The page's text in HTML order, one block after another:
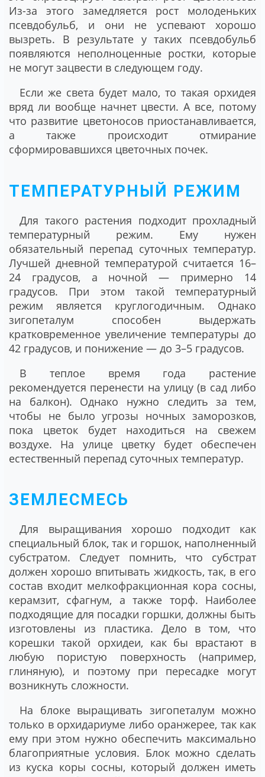
Из-за этого замедляется рост молоденьких
псевдобульб, и они не успевают хорошо
вызреть. В результате у таких псевдобульб
появляются неполноценные ростки, которые
не могут зацвести в следующем году.
Если же света будет мало, то такая орхидея
вряд ли вообще начнет цвести. А все, потому
что развитие цветоносов приостанавливается,
а также происходит отмирание
сформировавшихся цветочных почек.
ТЕМПЕРАТУРНЫЙ РЕЖИМ
Для такого растения подходит прохладный
температурный режим. Ему нужен
обязательный перепад суточных температур.
Лучшей дневной температурой считается 16–
24 градусов, а ночной ― примерно 14
градусов. При этом такой температурный
режим является круглогодичным. Однако
зигопеталум способен выдержать
кратковременное увеличение температуры до
42 градусов, и понижение ― до 3–5 градусов.
В теплое время года растение
рекомендуется перенести на улицу (в сад либо
на балкон). Однако нужно следить за тем,
чтобы не было угрозы ночных заморозков,
пока цветок будет находиться на свежем
воздухе. На улице цветку будет обеспечен
естественный перепад суточных температур.
ЗЕМЛЕСМЕСЬ
Для выращивания хорошо подходит как
специальный блок, так и горшок, наполненный
субстратом. Следует помнить, что субстрат
должен хорошо впитывать жидкость, так, в его
состав входит мелкофракционная кора сосны,
керамзит, сфагнум, а также торф. Наиболее
подходящие для посадки горшки, должны быть
изготовлены из пластика. Дело в том, что
корешки такой орхидеи, как бы врастают в
любую пористую поверхность (например,
глиняную), и поэтому при пересадке могут
возникнуть сложности.
На блоке выращивать зигопеталум можно
только в орхидариуме либо оранжерее, так как
ему при этом нужно обеспечить максимально
благоприятные условия. Блок можно сделать
из куска коры сосны, который должен иметь